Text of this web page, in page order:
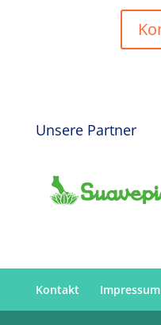
Unsere Partner
Kontakt Impressum